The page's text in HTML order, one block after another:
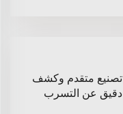
تصنيع متقدم وكشف
دقيق عن التسرب